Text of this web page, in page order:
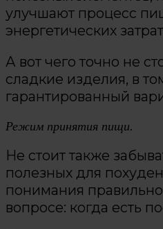
улучшают процесс
энергетических
А вот чего точно не
сладкие изделия, в
гарантированный
Режим принятия пищи.
Не стоит также
полезных для
понимания
вопросе: когда есть